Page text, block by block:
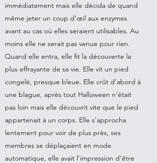
immédiatement mais elle décida de quand
même jeter un coup d’œil aux enzymes
avant au cas où elles seraient utilisables. Au
moins elle ne serait pas venue pour rien.
Quand elle entra, elle fit la découverte la
plus effrayante de sa vie. Elle vit un pied
congelé, presque bleue. Elle crût d’abord à
une blague, après tout Halloween n’était
pas loin mais elle découvrit vite que le pied
appartenait à un corps. Elle s’approcha
lentement pour voir de plus près, ses
membres se déplaçaient en mode
automatique, elle avait l’impression d’être